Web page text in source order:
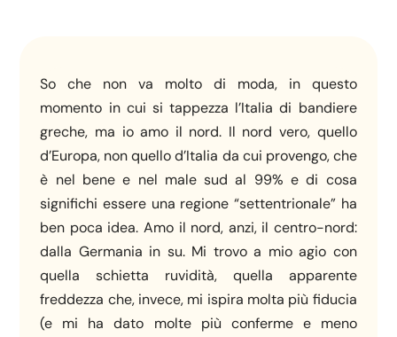
So che non va molto di moda, in questo
momento in cui si tappezza l’Italia di bandiere
greche, ma io amo il nord. Il nord vero, quello
d’Europa, non quello d’Italia da cui provengo, che
è nel bene e nel male sud al 99% e di cosa
significhi essere una regione “settentrionale” ha
ben poca idea. Amo il nord, anzi, il centro-nord:
dalla Germania in su. Mi trovo a mio agio con
quella schietta ruvidità, quella apparente
freddezza che, invece, mi ispira molta più fiducia
(e mi ha dato molte più conferme e meno